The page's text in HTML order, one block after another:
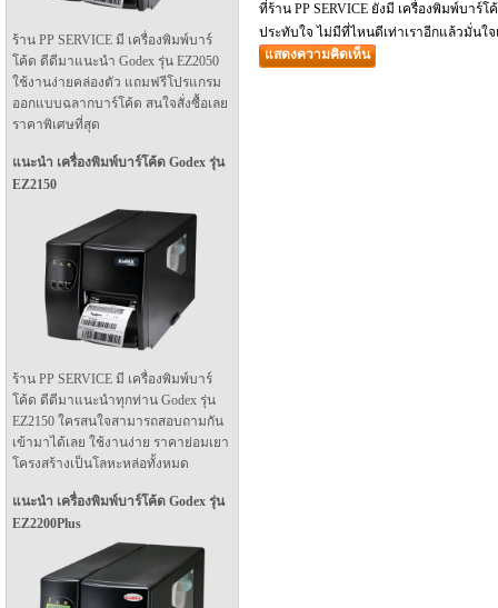
ร้าน PP SERVICE มี เครื่องพิมพ์บาร์
โค้ด ดีดีมาแนะนำ Godex รุ่น EZ2050
ใช้งานง่ายคล่องตัว แถมฟรีโปรแกรม
ออกแบบฉลากบาร์โค้ด สนใจสั่งซื้อเลย
ราคาพิเศษที่สุด
แนะนำ เครื่องพิมพ์บาร์โค้ด Godex รุ่น
EZ2150
ร้าน PP SERVICE มี เครื่องพิมพ์บาร์
โค้ด ดีดีมาแนะนำทุกท่าน Godex รุ่น
EZ2150 ใครสนใจสามารถสอบถามกัน
เข้ามาได้เลย ใช้งานง่าย ราคาย่อมเยา
โครงสร้างเป็นโลหะหล่อทั้งหมด
แนะนำ เครื่องพิมพ์บาร์โค้ด Godex รุ่น
EZ2200Plus
ที่ร้าน PP SERVICE ยังมี เครื่องพิมพ์บา
ประทับใจ ไม่มีที่ไหนดีเท่าเราอีกแล้วมั่นใ
แสดงความคิดเห็น